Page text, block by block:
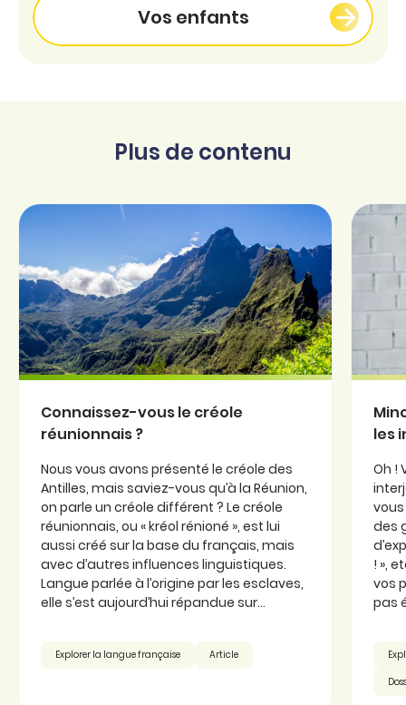
Vos enfants
Plus de contenu
Connaissez-vous le créole
réunionnais ?
Nous vous avons présenté le créole des
Antilles, mais saviez-vous qu’à la Réunion,
on parle un créole différent ? Le créole
réunionnais, ou « kréol rénioné », est lui
aussi créé sur la base du français, mais
avec d’autres influences linguistiques.
Langue parlée à l’origine par les esclaves,
elle s’est aujourd’hui répandue sur...
Explorer la langue française Article
les
Oh !
des
! »,
vos
pas